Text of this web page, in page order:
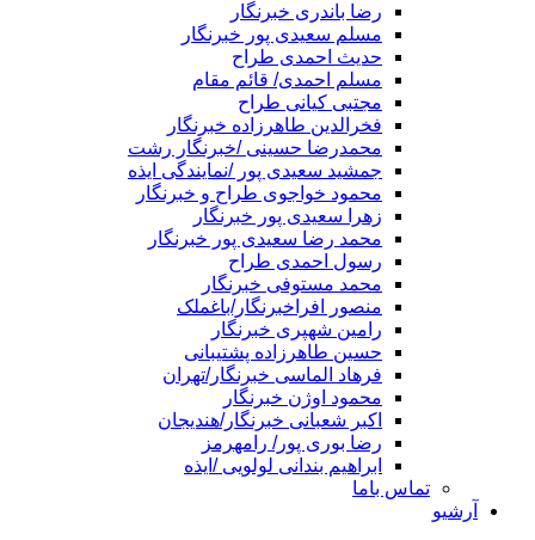
رضا باندری خبرنگار
مسلم سعیدی پور خبرنگار
حدیث احمدی طراح
مسلم احمدی/ قائم مقام
مجتبی کیانی طراح
فخرالدین طاهرزاده خبرنگار
محمدرضا حسینی /خبرنگار رشت
جمشید سعیدی پور /نمایندگی ایذه
محمود خواجوی طراح و خبرنگار
زهرا سعیدی پور خبرنگار
محمد رضا سعیدی پور خبرنگار
رسول احمدی طراح
محمد مستوفی خبرنگار
منصور افراخبرنگار/باغملک
رامین شهپری خبرنگار
حسین طاهرزاده پشتیبانی
فرهاد الماسی خبرنگار/تهران
محمود اوژن خبرنگار
اکبر شعبانی خبرنگار/هندیجان
رضا بوری پور/ رامهرمز
ابراهیم بندانی لولویی /ایذه
تماس باما
آرشیو